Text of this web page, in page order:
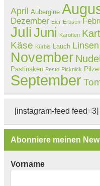
April Aubergine
Dezember Eier Erbsen
JuliJuni Karotten
Käse Kürbis Lauch Linsen
November
Pastinaken Pesto Picknick Pilze
September
[instagram-feed feed=3]
Abonniere meinen
Vorname